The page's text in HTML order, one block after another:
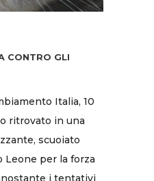
CONTRO GLI
Italia, 10
ritrovato in una
scuoiato
Leone per la forza
i tentativi